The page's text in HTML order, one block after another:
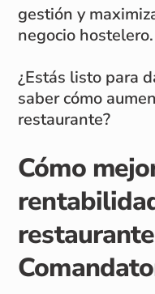
gestión y
negocio hostelero.
¿Estás listo para
saber cómo
restaurante?
Cómo